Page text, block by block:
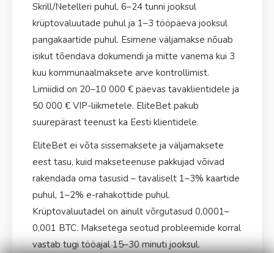
Skrill/Netelleri puhul, 6–24 tunni jooksul
krüptovaluutade puhul ja 1–3 tööpäeva jooksul
pangakaartide puhul. Esimene väljamakse nõuab
isikut tõendava dokumendi ja mitte vanema kui 3
kuu kommunaalmaksete arve kontrollimist.
Limiidid on 20–10 000 € päevas tavaklientidele ja
50 000 € VIP-liikmetele. EliteBet pakub
suurepärast teenust ka Eesti klientidele.
EliteBet ei võta sissemaksete ja väljamaksete
eest tasu, kuid makseteenuse pakkujad võivad
rakendada oma tasusid – tavaliselt 1–3% kaartide
puhul, 1–2% e-rahakottide puhul.
Krüptovaluutadel on ainult võrgutasud 0,0001–
0,001 BTC. Maksetega seotud probleemide korral
vastab tugi tööajal 15–30 minuti jooksul.